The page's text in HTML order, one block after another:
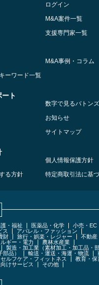
ログイン
M&A案件一覧
支援専門家一覧
M&A事例・コラム
ーワード一覧
ト
数字で見るバトンズ
お知らせ
サイトマップ
個人情報保護方針
る方針
特定商取引法に基
・福祉 医薬品・化学
小売・EC
ス
アパレル・ファッション
財
旅行・娯楽・レジャー 不動産
ギー・電力
農林水産業
製造・加工業（素材加工・加工品・部
品）
輸送・運送・海運・物流
ルフケア・フィットネス
教育・保
けサービス その他